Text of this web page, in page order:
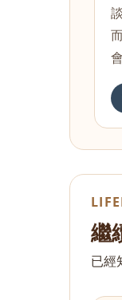
繼
已經